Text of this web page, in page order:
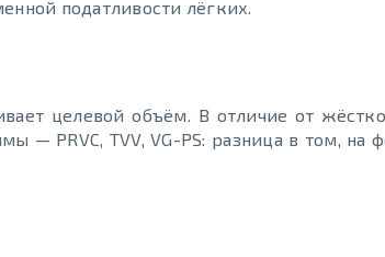
податливости лёгких.
целевой объём. В отличие от
— PRVC, TVV, VG-PS: разница в том, на